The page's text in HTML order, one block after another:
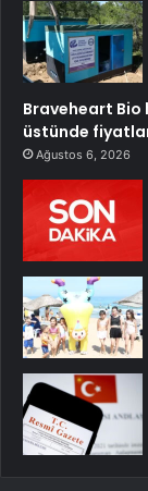
Braveheart Bio
üstünde
Ağustos 6, 2026